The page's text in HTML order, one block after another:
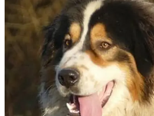
Croacia)